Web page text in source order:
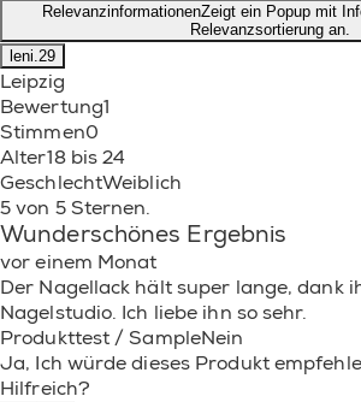
RelevanzinformationenZeigt ein Popup mit
Relevanzsortierung an.
leni.29
Leipzig
Bewertung1
Stimmen0
Alter18 bis 24
GeschlechtWeiblich
5 von 5 Sternen.
Wunderschönes Ergebnis
vor einem Monat
Der Nagellack hält super lange, dank
Nagelstudio. Ich liebe ihn so sehr.
Produkttest / SampleNein
Ja, Ich würde dieses Produkt
Hilfreich?